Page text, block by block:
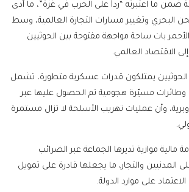
ضمن ما اعتبرته “رداً على الحرب في غزة”، ما أدى
البحري وتغيير مسارات التجارة العالمية، وسط
بات ساحة مواجهة مفتوحة بين الحوثيين
الاقتصاد العالمي.
الحوثيين يمتلكون قدرات عسكرية متطورة، تشمل
وطائرات مسيّرة هجومية تم الحصول عليها عبر
وأن عمليات تهريب الأسلحة لا تزال مستمرة
مالية موازية تديرها الجماعة عبر الضرائب
المدنيين والتجار، ما يجعلها قادرة على تمويل
على موارد الدولة.